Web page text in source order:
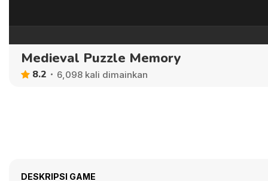
Medieval Puzzle Memory
8.2 6,098 kali dimainkan
DESKRIPSI GAME